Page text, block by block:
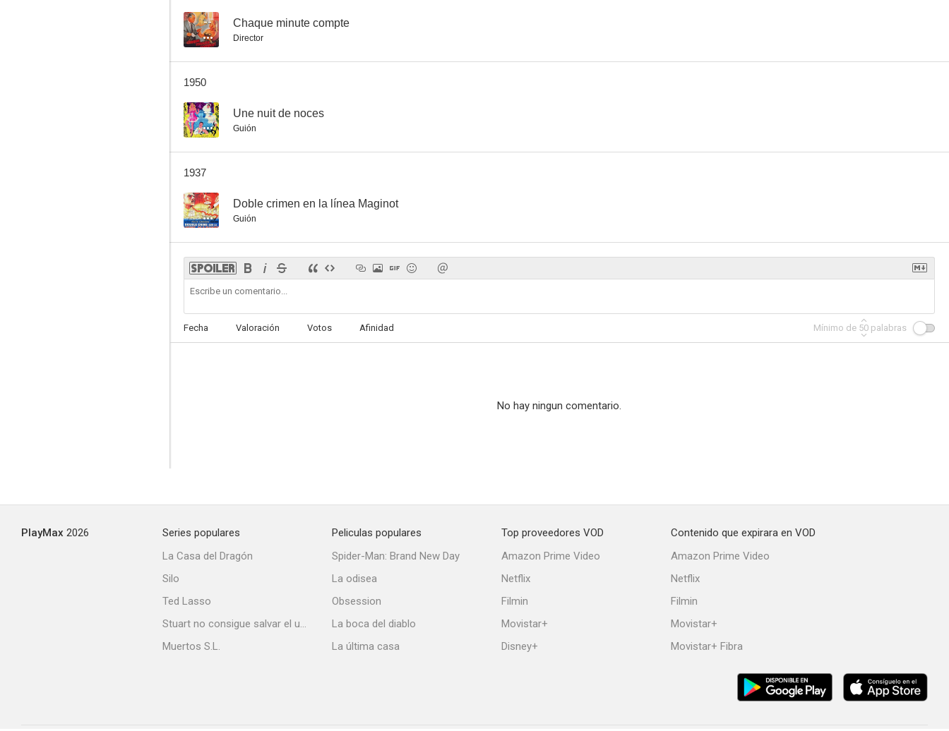
-- Chaque minute compte
Director
1950
-- Une nuit de noces
Guión
1937
-- Doble crimen en la línea Maginot
Guión
Fecha Valoración Votos Afinidad Mínimo de 50 palabras
No hay ningun comentario.
PlayMax 2026
Series populares
La Casa del Dragón
Silo
Ted Lasso
Stuart no consigue salvar el universo
Muertos S.L.
Peliculas populares
Spider-Man: Brand New Day
La odisea
Obsession
La boca del diablo
La última casa
Top proveedores VOD
Amazon Prime Video
Netflix
Filmin
Movistar+
Disney+
Contenido que expirara en VOD
Amazon Prime Video
Netflix
Filmin
Movistar+
Movistar+ Fibra